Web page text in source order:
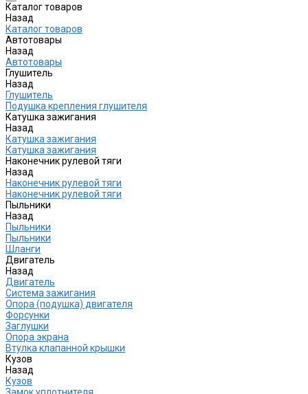
Каталог товаров
Назад
Каталог товаров
Автотовары
Назад
Автотовары
Глушитель
Назад
Глушитель
Подушка крепления глушителя
Катушка зажигания
Назад
Катушка зажигания
Катушка зажигания
Наконечник рулевой тяги
Назад
Наконечник рулевой тяги
Наконечник рулевой тяги
Пыльники
Назад
Пыльники
Пыльники
Шланги
Двигатель
Назад
Двигатель
Система зажигания
Опора (подушка) двигателя
Форсунки
Заглушки
Опора экрана
Втулка клапанной крышки
Кузов
Назад
Кузов
Замок уплотнителя